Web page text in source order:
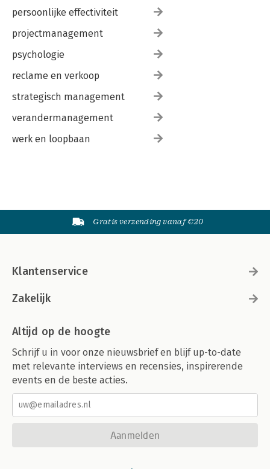
persoonlijke effectiviteit
projectmanagement
psychologie
reclame en verkoop
strategisch management
verandermanagement
werk en loopbaan
Gratis verzending vanaf €20
Klantenservice
Zakelijk
Altijd op de hoogte
Schrijf u in voor onze nieuwsbrief en blijf up-to-date
met relevante interviews en recensies, inspirerende
events en de beste acties.
Aanmelden